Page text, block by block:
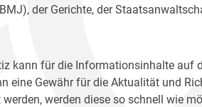
der Gerichte, der
kann für die Informationsinhalte auf
eine Gewähr für die Aktualität und
werden diese so schnell wie